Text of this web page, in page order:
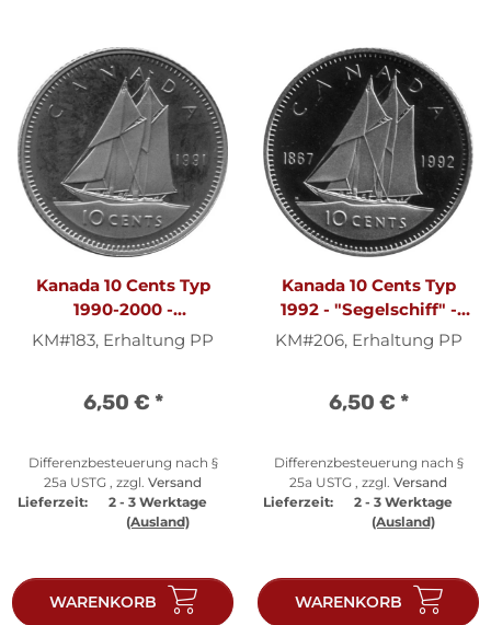
Kanada 10 Cents Typ
1990-2000 -
"Segelschiff" - Nickel PP
KM#183, Erhaltung PP
6,50 € *
Differenzbesteuerung nach §
25a USTG , zzgl. Versand
Lieferzeit:
2 - 3 Werktage
(Ausland)
WARENKORB
Kanada 10 Cents Typ
1992 - "Segelschiff" -
Nickel PP
KM#206, Erhaltung PP
6,50 € *
Differenzbesteuerung nach §
25a USTG , zzgl. Versand
Lieferzeit:
2 - 3 Werktage
(Ausland)
WARENKORB